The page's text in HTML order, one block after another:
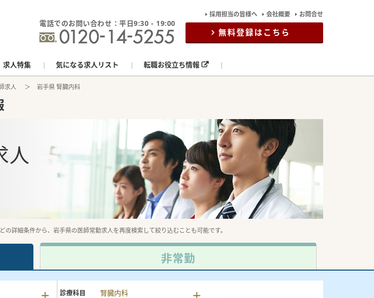
電話でのお問い合わせ：平日9:30 - 19:00
採用担当の皆様へ 会社概要 お問合せ
無料登録はこちら
求人特集 気になる求人リスト 転職お役立ち情報
求人 岩手県 腎臓内科
人
詳細条件から、岩手県の医師常勤求人を再度検索して絞り込むことも可能です。
非常勤
診療科目 腎臓内科